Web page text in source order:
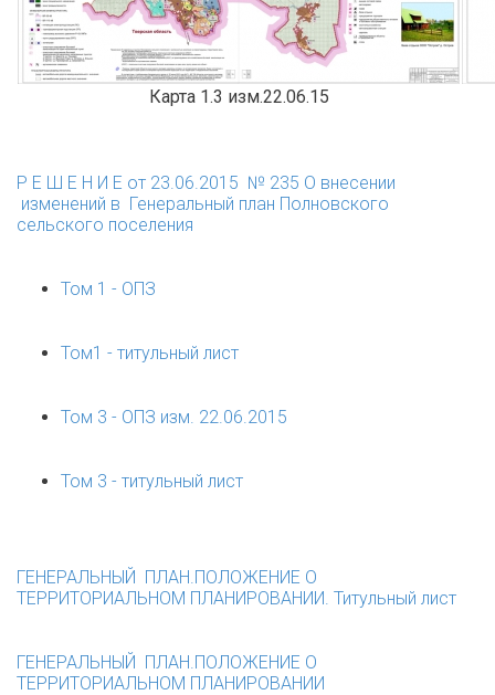
Карта 1.3 изм.22.06.15
Р Е Ш Е Н И Е от 23.06.2015 № 235 О внесении
изменений в Генеральный план Полновского
сельского поселения
Том 1 - ОПЗ
Том1 - титульный лист
Том 3 - ОПЗ изм. 22.06.2015
Том 3 - титульный лист
ГЕНЕРАЛЬНЫЙ ПЛАН.ПОЛОЖЕНИЕ О
ТЕРРИТОРИАЛЬНОМ ПЛАНИРОВАНИИ. Титульный лист
ГЕНЕРАЛЬНЫЙ ПЛАН.ПОЛОЖЕНИЕ О
ТЕРРИТОРИАЛЬНОМ ПЛАНИРОВАНИИ